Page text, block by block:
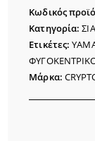
CRYPTON-
X
135
CC
X-
Κωδικός
Κατηγορία:
Ετικέτες:
Μάρκα: